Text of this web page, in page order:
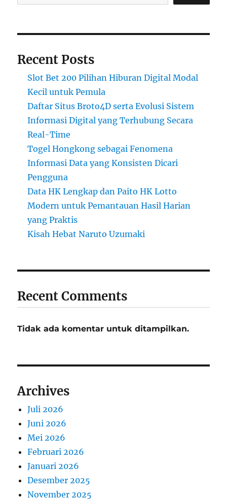
Recent Posts
Slot Bet 200 Pilihan Hiburan Digital Modal
Kecil untuk Pemula
Daftar Situs Broto4D serta Evolusi Sistem
Informasi Digital yang Terhubung Secara
Real-Time
Togel Hongkong sebagai Fenomena
Informasi Data yang Konsisten Dicari
Pengguna
Data HK Lengkap dan Paito HK Lotto
Modern untuk Pemantauan Hasil Harian
yang Praktis
Kisah Hebat Naruto Uzumaki
Recent Comments
Tidak ada komentar untuk ditampilkan.
Archives
Juli 2026
Juni 2026
Mei 2026
Februari 2026
Januari 2026
Desember 2025
November 2025